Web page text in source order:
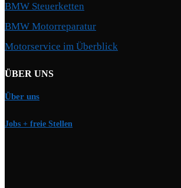
BMW Steuerketten
BMW Motorreparatur
Motorservice im Überblick
ÜBER UNS
Über uns
Jobs + freie Stellen